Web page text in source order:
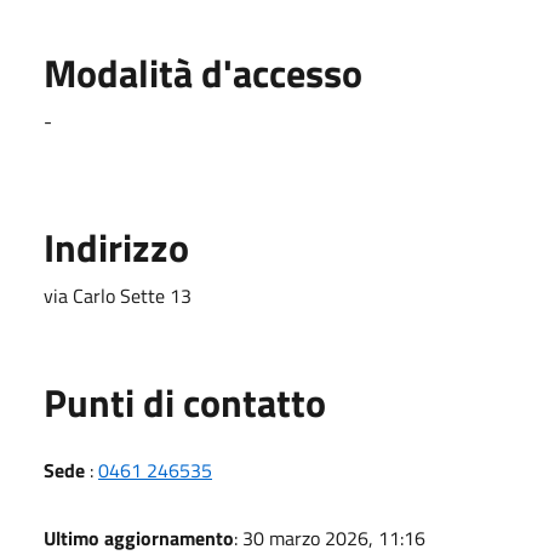
Modalità d'accesso
-
Indirizzo
via Carlo Sette 13
Punti di contatto
Sede :0461 246535
Ultimo aggiornamento: 30 marzo 2026, 11:16